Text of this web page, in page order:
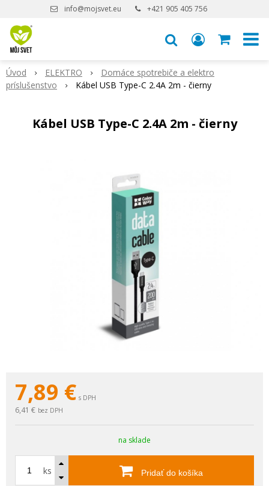
info@mojsvet.eu +421 905 405 756
Úvod ELEKTRO
Domáce spotrebiče a elektro
príslušenstvo
Kábel USB Type-C 2.4A 2m - čierny
Kábel USB Type-C 2.4A 2m - čierny
7,89 € s DPH
6,41 € bez DPH
na sklade
ks Pridať do košíka